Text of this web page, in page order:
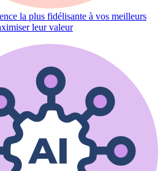
la plus fidélisante à vos meilleurs
leur valeur